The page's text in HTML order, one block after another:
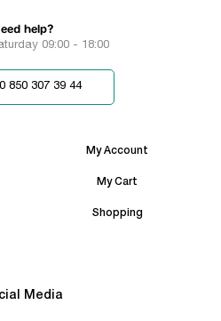
help?
09:00 - 18:00
850 307 39 44
My Account
My Cart
Shopping
Media